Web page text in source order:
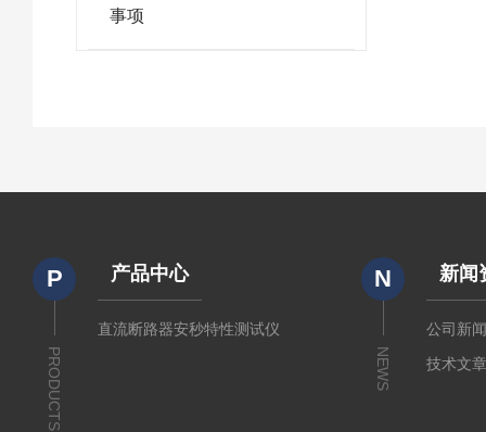
事项
P
PRODUCTS
产品中心
直流断路器安秒特性测试仪
N
NEWS
新闻
公司新
技术文